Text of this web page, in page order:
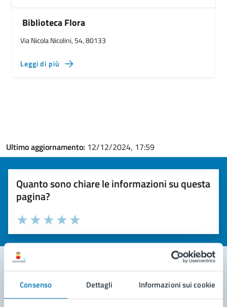
Consenso Dettagli Informazioni sui cookie
Biblioteca Flora
Via Nicola Nicolini, 54, 80133
Leggi di più
Ultimo aggiornamento: 12/12/2024, 17:59
Quanto sono chiare le informazioni su questa
pagina?
Valuta la chiarezza delle informazioni (da 1 a 5 stelle)
Seleziona il numero di stelle per valutare la chiarezza delle
Valuta 5 stelle su 5
Valuta 4 stelle su 5
Valuta 3 stelle su 5
Valuta 2 stelle su 5
Valuta 1 stelle su 5
Contatta il comune